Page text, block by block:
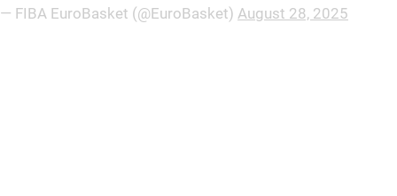
— FIBA EuroBasket (@EuroBasket) August 28, 2025